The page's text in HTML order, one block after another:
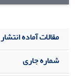
مقالات آماده انتشار
شماره جاری